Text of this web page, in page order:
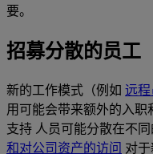
要。
招募分散的员工
新的工作模式（例如 远程
用可能会带来额外的入职
支持 人员可能分散在不
和对公司资产的访问 对